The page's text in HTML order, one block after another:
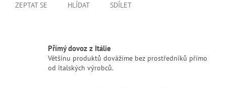
ZEPTAT SE HLÍDAT SDÍLET
Přímý dovoz z Itálie
Většinu produktů dovážíme bez prostředníků přímo
od italských výrobců.